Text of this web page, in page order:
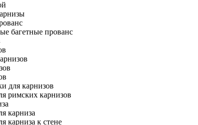
багетные прованс
для карнизов
римских карнизов
карниза
карниза к стене